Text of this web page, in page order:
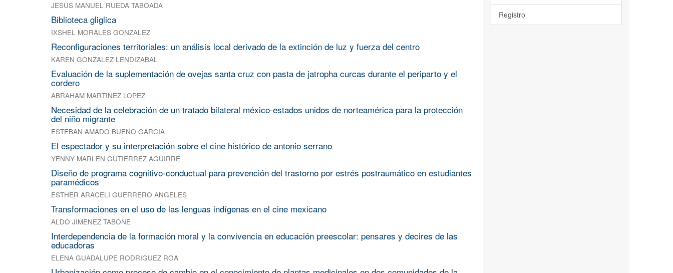
JESUS MANUEL RUEDA TABOADA
Biblioteca gliglica
IXSHEL MORALES GONZALEZ
Reconfiguraciones territoriales: un análisis local derivado de la extinción de luz y fuerza del centro
KAREN GONZALEZ LENDIZABAL
Evaluación de la suplementación de ovejas santa cruz con pasta de jatropha curcas durante el periparto y el
cordero
ABRAHAM MARTINEZ LOPEZ
Necesidad de la celebración de un tratado bilateral méxico-estados unidos de norteamérica para la protección
del niño migrante
ESTEBAN AMADO BUENO GARCIA
El espectador y su interpretación sobre el cine histórico de antonio serrano
YENNY MARLEN GUTIERREZ AGUIRRE
Diseño de programa cognitivo-conductual para prevención del trastorno por estrés postraumático en estudiantes
paramédicos
ESTHER ARACELI GUERRERO ANGELES
Transformaciones en el uso de las lenguas indígenas en el cine mexicano
ALDO JIMENEZ TABONE
Interdependencia de la formación moral y la convivencia en educación preescolar: pensares y decires de las
educadoras
ELENA GUADALUPE RODRIGUEZ ROA
Registro